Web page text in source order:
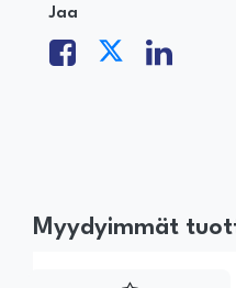
Jaa
Myydyimmät